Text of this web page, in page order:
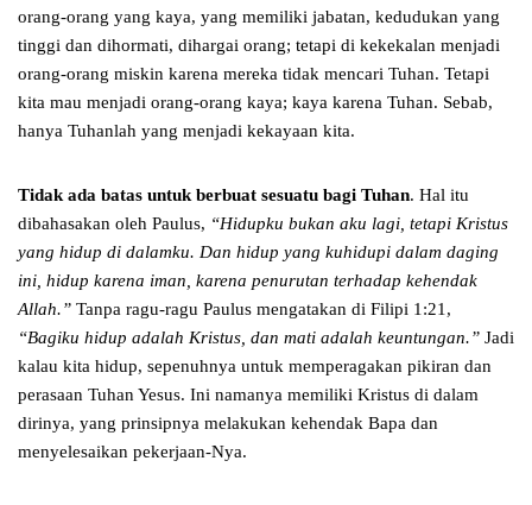
orang-orang yang kaya, yang memiliki jabatan, kedudukan yang
tinggi dan dihormati, dihargai orang; tetapi di kekekalan menjadi
orang-orang miskin karena mereka tidak mencari Tuhan. Tetapi
kita mau menjadi orang-orang kaya; kaya karena Tuhan. Sebab,
hanya Tuhanlah yang menjadi kekayaan kita.
Tidak ada batas untuk berbuat sesuatu bagi Tuhan. Hal itu
dibahasakan oleh Paulus, “Hidupku bukan aku lagi, tetapi Kristus
yang hidup di dalamku. Dan hidup yang kuhidupi dalam daging
ini, hidup karena iman, karena penurutan terhadap kehendak
Allah.” Tanpa ragu-ragu Paulus mengatakan di Filipi 1:21,
“Bagiku hidup adalah Kristus, dan mati adalah keuntungan.” Jadi
kalau kita hidup, sepenuhnya untuk memperagakan pikiran dan
perasaan Tuhan Yesus. Ini namanya memiliki Kristus di dalam
dirinya, yang prinsipnya melakukan kehendak Bapa dan
menyelesaikan pekerjaan-Nya.